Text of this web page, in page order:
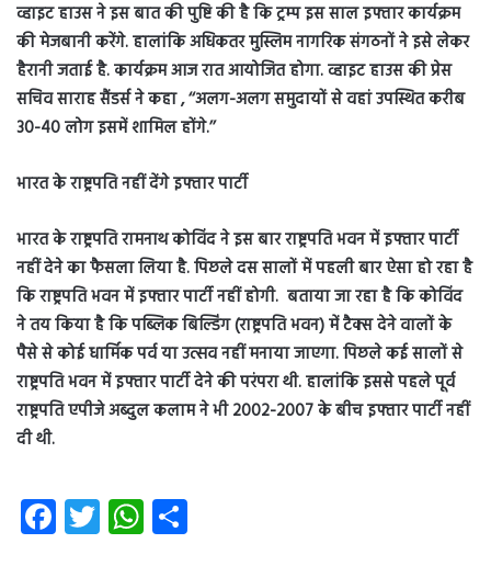
व्हाइट हाउस ने इस बात की पुष्टि की है कि ट्रम्प इस साल इफ्तार कार्यक्रम
की मेजबानी करेंगे. हालांकि अधिकतर मुस्लिम नागरिक संगठनों ने इसे लेकर
हैरानी जताई है. कार्यक्रम आज रात आयोजित होगा. व्हाइट हाउस की प्रेस
सचिव साराह सैंडर्स ने कहा , ‘‘अलग-अलग समुदायों से वहां उपस्थित करीब
30-40 लोग इसमें शामिल होंगे.’’
भारत के राष्ट्रपति नहीं देंगे इफ्तार पार्टी
भारत के राष्ट्रपति रामनाथ कोविंद ने इस बार राष्ट्रपति भवन में इफ्तार पार्टी
नहीं देने का फैसला लिया है. पिछले दस सालों में पहली बार ऐसा हो रहा है
कि राष्ट्रपति भवन में इफ्तार पार्टी नहीं होगी. बताया जा रहा है कि कोविंद
ने तय किया है कि पब्लिक बिल्डिंग (राष्ट्रपति भवन) में टैक्स देने वालों के
पैसे से कोई धार्मिक पर्व या उत्सव नहीं मनाया जाएगा. पिछले कई सालों से
राष्ट्रपति भवन में इफ्तार पार्टी देने की परंपरा थी. हालांकि इससे पहले पूर्व
राष्ट्रपति एपीजे अब्दुल कलाम ने भी 2002-2007 के बीच इफ्तार पार्टी नहीं
दी थी.
Fa
ce
T
wi
W
ha